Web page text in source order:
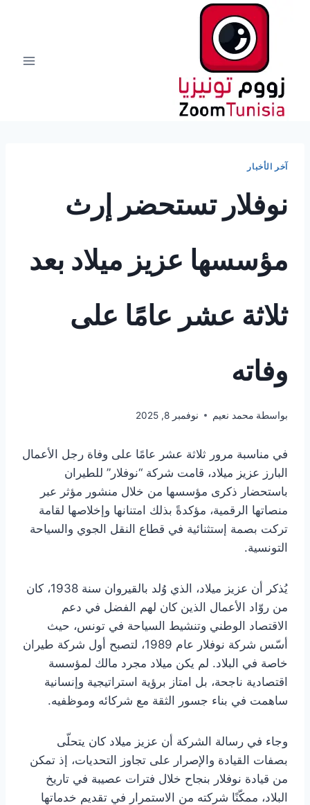
آخر الأخبار
نوفلار تستحضر إرث
مؤسسها عزيز ميلاد بعد
ثلاثة عشر عامًا على
وفاته
بواسطة محمد نعيم نوفمبر 8, 2025
في مناسبة مرور ثلاثة عشر عامًا على وفاة رجل الأعمال
البارز عزيز ميلاد، قامت شركة “نوفلار” للطيران
باستحضار ذكرى مؤسسها من خلال منشور مؤثر عبر
منصاتها الرقمية، مؤكدةً بذلك امتنانها وإخلاصها لقامة
تركت بصمة إستثنائية في قطاع النقل الجوي والسياحة
التونسية.
يُذكر أن عزيز ميلاد، الذي وُلد بالقيروان سنة 1938، كان
من روّاد الأعمال الذين كان لهم الفضل في دعم
الاقتصاد الوطني وتنشيط السياحة في تونس، حيث
أسّس شركة نوفلار عام 1989، لتصبح أول شركة طيران
خاصة في البلاد. لم يكن ميلاد مجرد مالك لمؤسسة
اقتصادية ناجحة، بل امتاز برؤية استراتيجية وإنسانية
ساهمت في بناء جسور الثقة مع شركائه وموظفيه.
وجاء في رسالة الشركة أن عزيز ميلاد كان يتحلّى
بصفات القيادة والإصرار على تجاوز التحديات، إذ تمكن
من قيادة نوفلار بنجاح خلال فترات عصيبة في تاريخ
البلاد، ممكّنًا شركته من الاستمرار في تقديم خدماتها